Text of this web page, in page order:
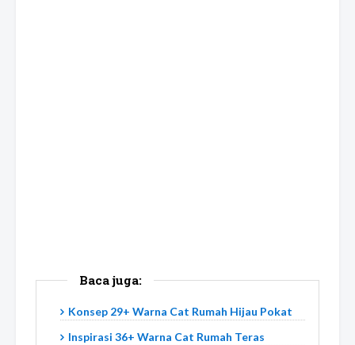
Baca juga:
Konsep 29+ Warna Cat Rumah Hijau Pokat
Inspirasi 36+ Warna Cat Rumah Teras